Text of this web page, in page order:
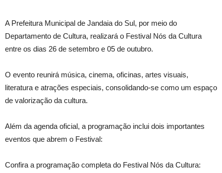
A Prefeitura Municipal de Jandaia do Sul, por meio do
Departamento de Cultura, realizará o Festival Nós da Cultura
entre os dias 26 de setembro e 05 de outubro.
O evento reunirá música, cinema, oficinas, artes visuais,
literatura e atrações especiais, consolidando-se como um espaço
de valorização da cultura.
Além da agenda oficial, a programação inclui dois importantes
eventos que abrem o Festival:
Confira a programação completa do Festival Nós da Cultura: